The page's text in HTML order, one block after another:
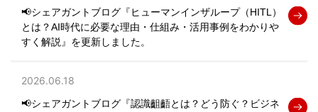
📢シェアガントブログ『ヒューマンインザループ（HITL）
とは？AI時代に必要な理由・仕組み・活用事例をわかりや
すく解説』を更新しました。
2026.06.18
📢シェアガントブログ『認識齟齬とは？どう防ぐ？ビジネ